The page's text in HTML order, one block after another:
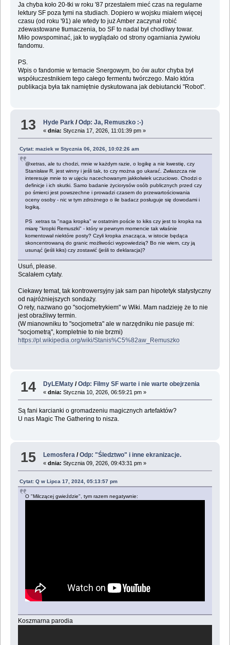
Ja chyba koło 20-tki w roku '87 przestałem mieć czas na regularne
lektury SF poza tymi na studiach. Dopiero w wojsku miałem więcej
czasu (od roku '91) ale wtedy to już Amber zaczynał robić
zdewastowane tłumaczenia, bo SF to nadal był chodliwy towar.
Miło powspominać, jak to wyglądało od strony ogarniania żywiołu
fandomu.
PS.
Wpis o fandomie w temacie Snergowym, bo ów autor chyba był
współuczestnikiem tego całego fermentu twórczego. Mało która
publikacja była tak namiętnie dyskutowana jak debiutancki "Robot".
13 Hyde Park /Odp: Ja, Remuszko :-)
«dnia: Stycznia 17, 2026, 11:01:39 pm »
Cytat: maziek w Stycznia 06, 2026, 10:02:26 am
@xetras, ale tu chodzi, mnie w każdym razie, o logikę a nie kwestię, czy
Stanisław R. jest winny i jeśli tak, to czy można go ukarać. Zwłaszcza nie
interesuje mnie to w ujęciu nacechowanym jakkolwiek uczuciowo. Chodzi o
definicje i ich skutki. Samo badanie życiorysów osób publicznych przed czy
po śmierci jest powszechne i prowadzi czasem do przewartościowania
oceny osoby - nic w tym zdrożnego o ile badacz posługuje się dowodami i
logiką.
PS xetras ta "naga kropka" w ostatnim poście to kiks czy jest to kropka na
miarę "kropki Remuszki" - który w pewnym momencie tak właśnie
komentował niektóre posty? Czyli kropka znacząca, w istocie będąca
skoncentrowaną do granic możliwości wypowiedzią? Bo nie wiem, czy ją
usunąć (jeśli kiks) czy zostawić (jeśli to deklaracja)?
Usuń, please.
Scalałem cytaty.
Ciekawy temat, tak kontrowersyjny jak sam pan hipotetyk statystyczny
od najróżniejszych sondaży.
O rety, nazwano go "socjometrykiem" w Wiki. Mam nadzieję że to nie
jest obraźliwy termin.
(W mianowniku to "socjometra" ale w narzędniku nie pasuje mi:
"socjometrą", kompletnie to nie brzmi)
https://pl.wikipedia.org/wiki/Stanis%C5%82aw_Remuszko
14 DyLEMaty /Odp: Filmy SF warte i nie warte obejrzenia
«dnia: Stycznia 10, 2026, 06:59:21 pm »
Są fani karcianki o gromadzeniu magicznych artefaktów?
U nas Magic The Gathering to nisza.
15 Lemosfera /Odp: "Śledztwo" i inne ekranizacje.
«dnia: Stycznia 09, 2026, 09:43:31 pm »
Cytat: Q w Lipca 17, 2024, 05:13:57 pm
O "Milczącej gwieździe", tym razem negatywnie:
Koszmarna parodia